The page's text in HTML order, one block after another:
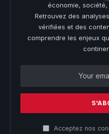
économie,
Retrouvez des
vérifiées et des
comprendre les enjeux
Acceptez nos